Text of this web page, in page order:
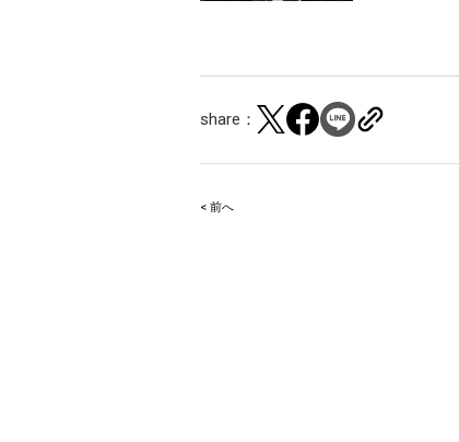
share：
Post
< 前へ